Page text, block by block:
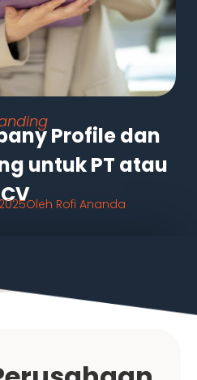
Profile dan
untuk PT atau
CVOleh Rofi Ananda